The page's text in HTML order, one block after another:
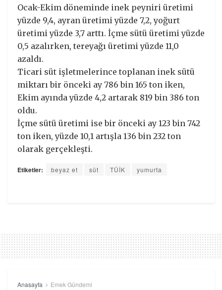
Ocak-Ekim döneminde inek peyniri üretimi
yüzde 9,4, ayran üretimi yüzde 7,2, yoğurt
üretimi yüzde 3,7 arttı. İçme sütü üretimi yüzde
0,5 azalırken, tereyağı üretimi yüzde 11,0
azaldı.
Ticari süt işletmelerince toplanan inek sütü
miktarı bir önceki ay 786 bin 165 ton iken,
Ekim ayında yüzde 4,2 artarak 819 bin 386 ton
oldu.
İçme sütü üretimi ise bir önceki ay 123 bin 742
ton iken, yüzde 10,1 artışla 136 bin 232 ton
olarak gerçekleşti.
Etiketler: beyaz et süt TÜİK yumurta
Anasayfa Emek Gündemi